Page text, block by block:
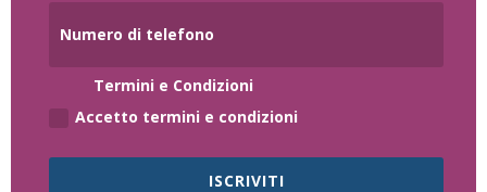
Termini e Condizioni
Accetto termini e condizioni
ISCRIVITI